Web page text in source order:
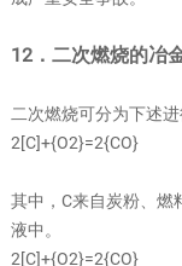
12．二次燃烧的冶
二次燃烧可分为下述进
2[C]+{O2}=2{CO}
其中，C来自炭粉、燃
液中。
2[C]+{O2}=2{CO}